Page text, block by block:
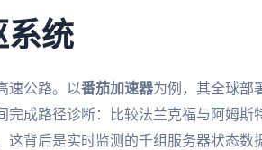
系统
速公路。以番茄加速器为例，其全球部
完成路径诊断：比较法兰克福与阿姆斯
这背后是实时监测的千组服务器状态数